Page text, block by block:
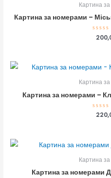
Картина
Картина за номерами –
Картина
Картина за номерами –
Картина
Картина за номерами